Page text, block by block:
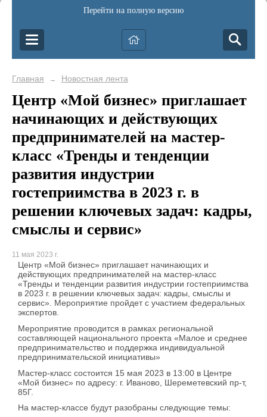
Перейти на полную версию
Главная → Новостная лента
Центр «Мой бизнес» приглашает
начинающих и действующих
предпринимателей на мастер-
класс «Тренды и тенденции
развития индустрии
гостеприимства в 2023 г. в
решении ключевых задач: кадры,
смыслы и сервис»
11 мая 2023 г.
Центр «Мой бизнес» приглашает начинающих и
действующих предпринимателей на мастер-класс
«Тренды и тенденции развития индустрии гостеприимства
в 2023 г. в решении ключевых задач: кадры, смыслы и
сервис». Мероприятие пройдет с участием федеральных
экспертов.
Мероприятие проводится в рамках региональной
составляющей национального проекта «Малое и среднее
предпринимательство и поддержка индивидуальной
предпринимательской инициативы»
Мастер-класс состоится 15 мая 2023 в 13:00 в Центре
«Мой бизнес» по адресу: г. Иваново, Шереметевский пр-т,
85Г.
На мастер-классе будут разобраны следующие темы: